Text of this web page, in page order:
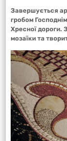
Завершується
гробом
Хресної дороги.
мозаїки та